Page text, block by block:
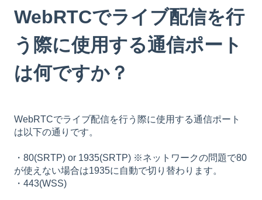
WebRTCでライブ配信を行
う際に使用する通信ポート
は何ですか？
WebRTCでライブ配信を行う際に使用する通信ポート
は以下の通りです。
・80(SRTP) or 1935(SRTP) ※ネットワークの問題で80
が使えない場合は1935に自動で切り替わります。
・443(WSS)